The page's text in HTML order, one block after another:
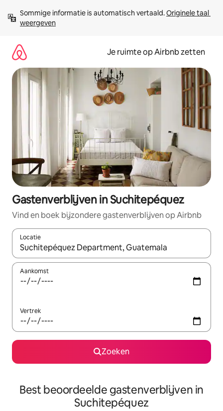
direct
naar
Sommige informatie is automatisch vertaald. Originele taal
weergeven
Je ruimte op Airbnb zetten
Gastenverblijven in Suchitepéquez
Vind en boek bijzondere gastenverblijven op Airbnb
Locatie
Wanneer er suggesties beschikbaar zijn, maak je een keuze
Aankomst
Vertrek
Zoeken
Best beoordeelde gastenverblijven in
Suchitepéquez